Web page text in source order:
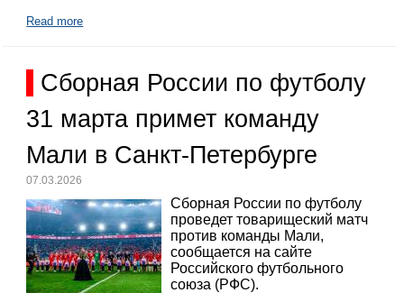
Read more
Сборная России по футболу
31 марта примет команду
Мали в Санкт-Петербурге
07.03.2026
Сборная России по футболу
проведет товарищеский матч
против команды Мали,
сообщается на сайте
Российского футбольного
союза (РФС).